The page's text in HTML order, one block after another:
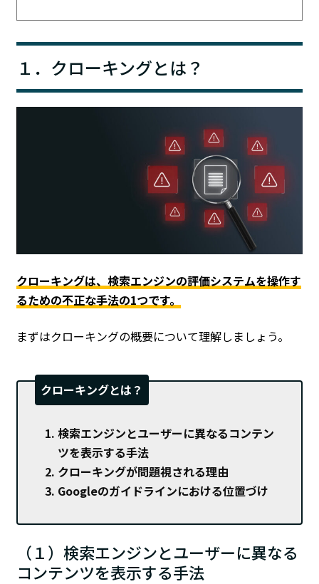
１．クローキングとは？
クローキングは、検索エンジンの評価システムを操作す
るための不正な手法の1つです。
まずはクローキングの概要について理解しましょう。
クローキングとは？
検索エンジンとユーザーに異なるコンテン
ツを表示する手法
クローキングが問題視される理由
Googleのガイドラインにおける位置づけ
（１）検索エンジンとユーザーに異なる
コンテンツを表示する手法